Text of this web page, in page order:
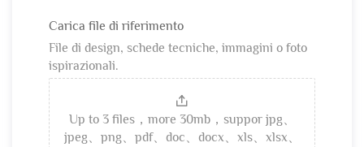
Carica file di riferimento
File di design, schede tecniche, immagini o foto
ispirazionali.
Up to 3 files，more 30mb，suppor jpg、
jpeg、png、pdf、doc、docx、xls、xlsx、